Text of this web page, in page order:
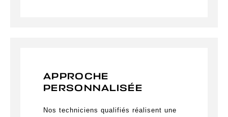
APPROCHE
PERSONNALISÉE
Nos techniciens qualifiés réalisent une